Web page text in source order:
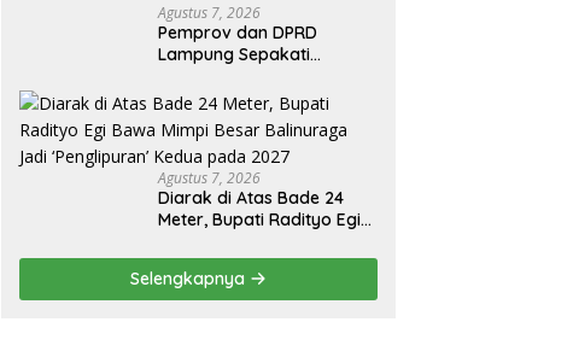
Agustus 7, 2026
Pemprov dan DPRD
Lampung Sepakati
APBD 2026
Agustus 7, 2026
Diarak di Atas Bade 24
Meter, Bupati Radityo Egi
Balinuraga Jadi
‘Penglipuran’ Kedua pada
2027
Selengkapnya